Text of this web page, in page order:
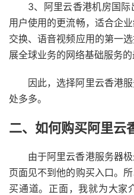
3、阿里云香港机房国
用户使用的更流畅，适合企
交换、语音视频应用的第一
展全球业务的网络基础服务的
因此，选择阿里云香港
处多多。
二、如何购买阿里云
由于阿里云香港服务器
页面见不到他的购买入口。
买通道。正面，我就为大家